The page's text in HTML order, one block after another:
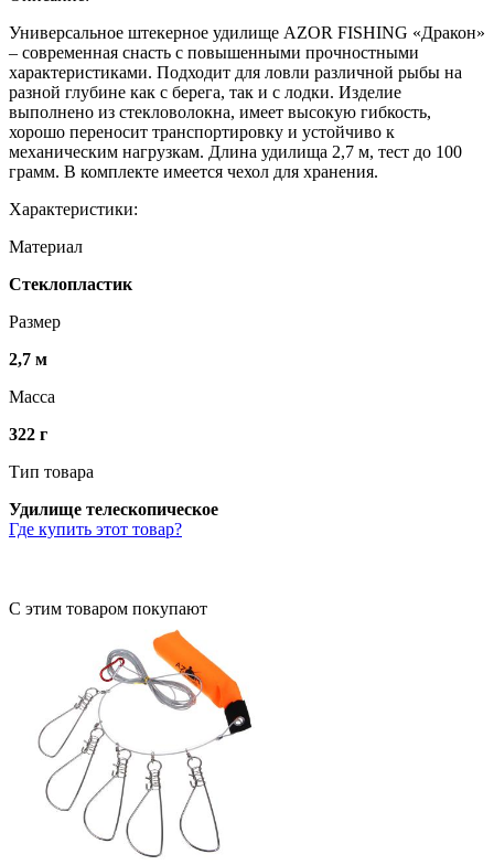
Универсальное штекерное удилище AZOR FISHING «Дракон»
– современная снасть с повышенными прочностными
характеристиками. Подходит для ловли различной рыбы на
разной глубине как с берега, так и с лодки. Изделие
выполнено из стекловолокна, имеет высокую гибкость,
хорошо переносит транспортировку и устойчиво к
механическим нагрузкам. Длина удилища 2,7 м, тест до 100
грамм. В комплекте имеется чехол для хранения.
Характеристики:
Материал
Стеклопластик
Размер
2,7 м
Масса
322 г
Тип товара
Удилище телескопическое
Где купить этот товар?
С этим товаром покупают